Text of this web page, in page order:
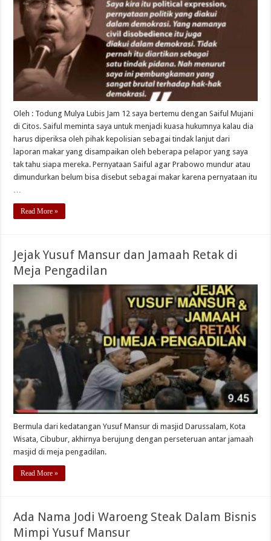
Oleh : Todung Mulya Lubis Jam 12 saya bertemu dengan Saiful Mujani
di Citos. Saiful meminta saya untuk menjadi kuasa hukumnya kalau dia
harus diperiksa oleh pihak kepolisian sebagai tindak lanjut dari
laporan makar yang disampaikan oleh beberapa pelapor yang saya
tak tahu siapa mereka. Pernyataan Saiful agar Prabowo mundur atau
dimundurkan belum bisa disebut sebagai makar karena pernyataan itu
Read More »
Jejak Yusuf Mansur dan Jamaah Retak di
Meja Pengadilan
Bermula dari kedatangan Yusuf Mansur di masjid Darussalam, Kota
Wisata, Cibubur, akhirnya berujung dengan perseteruan antar jamaah
masjid di meja pengadilan.
Read More »
Ada Nama Jodi Waroeng Steak Dalam Bisnis
Mimpi Yusuf Mansur